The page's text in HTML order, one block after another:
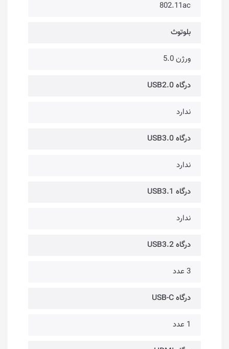
802.11ac
بلوتوث
ورژن 5.0
درگاه USB2.0
ندارد
درگاه USB3.0
ندارد
درگاه USB3.1
ندارد
درگاه USB3.2
3 عدد
درگاه USB-C
1 عدد